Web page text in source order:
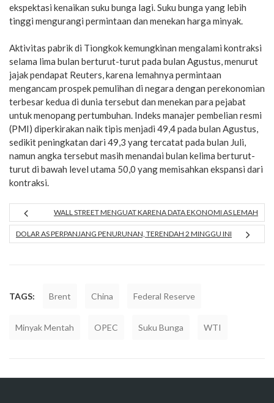
ekspektasi kenaikan suku bunga lagi. Suku bunga yang lebih
tinggi mengurangi permintaan dan menekan harga minyak.
Aktivitas pabrik di Tiongkok kemungkinan mengalami kontraksi
selama lima bulan berturut-turut pada bulan Agustus, menurut
jajak pendapat Reuters, karena lemahnya permintaan
mengancam prospek pemulihan di negara dengan perekonomian
terbesar kedua di dunia tersebut dan menekan para pejabat
untuk menopang pertumbuhan. Indeks manajer pembelian resmi
(PMI) diperkirakan naik tipis menjadi 49,4 pada bulan Agustus,
sedikit peningkatan dari 49,3 yang tercatat pada bulan Juli,
namun angka tersebut masih menandai bulan kelima berturut-
turut di bawah level utama 50,0 yang memisahkan ekspansi dari
kontraksi.
WALL STREET MENGUAT KARENA DATA EKONOMI AS LEMAH
DOLAR AS PERPANJANG PENURUNAN, TERENDAH 2 MINGGU INI
TAGS: Brent China Federal Reserve
Minyak Mentah OPEC Suku Bunga WTI